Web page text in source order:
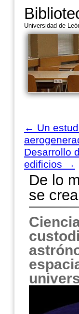
Universidad de
← Un
Desarrollo
edificios →
De lo
se